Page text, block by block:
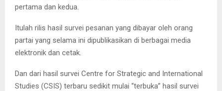
pertama dan kedua.
Itulah rilis hasil survei pesanan yang dibayar oleh orang
partai yang selama ini dipublikasikan di berbagai media
elektronik dan cetak.
Dan dari hasil survei Centre for Strategic and International
Studies (CSIS) terbaru sedikit mulai “terbuka” hasil survei